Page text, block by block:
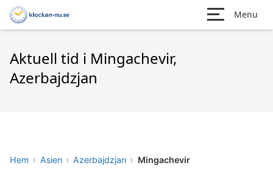
Menu
Aktuell tid i Mingachevir,
Azerbajdzjan
Hem Asien Azerbajdzjan Mingachevir